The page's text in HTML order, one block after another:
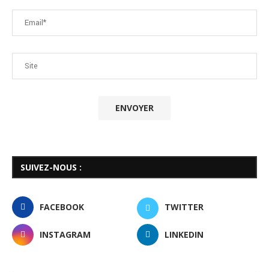
SUIVEZ-NOUS :
FACEBOOK TWITTER
INSTAGRAM LINKEDIN